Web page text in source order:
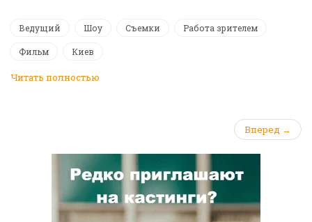
Ведущий Шоу Съемки Работа зрителем
Фильм Киев
Читать полностью
Вперед →